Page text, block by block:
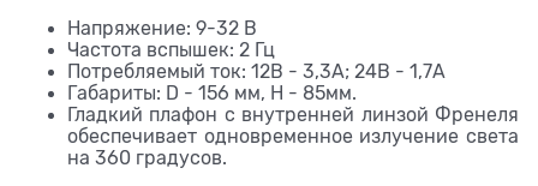
Напряжение: 9-32 В
Частота вспышек: 2 Гц
Потребляемый ток: 12В - 3,3А; 24В - 1,7А
Габариты: D - 156 мм, H - 85мм.
Гладкий плафон с внутренней линзой Френеля
обеспечивает одновременное излучение света
на 360 градусов.